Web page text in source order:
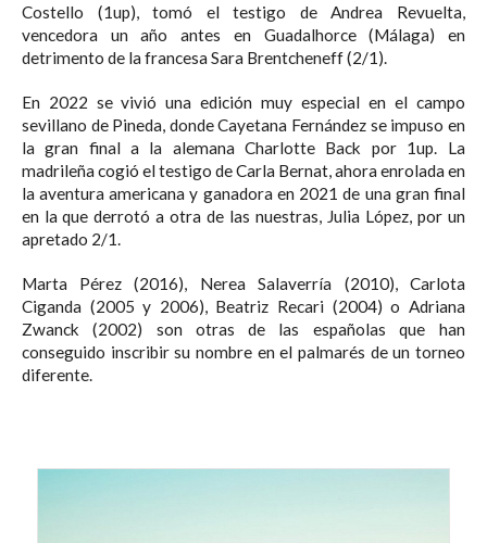
Costello (1up), tomó el testigo de Andrea Revuelta,
vencedora un año antes en Guadalhorce (Málaga) en
detrimento de la francesa Sara Brentcheneff (2/1).
En 2022 se vivió una edición muy especial en el campo
sevillano de Pineda, donde Cayetana Fernández se impuso en
la gran final a la alemana Charlotte Back por 1up. La
madrileña cogió el testigo de Carla Bernat, ahora enrolada en
la aventura americana y ganadora en 2021 de una gran final
en la que derrotó a otra de las nuestras, Julia López, por un
apretado 2/1.
Marta Pérez (2016), Nerea Salaverría (2010), Carlota
Ciganda (2005 y 2006), Beatriz Recari (2004) o Adriana
Zwanck (2002) son otras de las españolas que han
conseguido inscribir su nombre en el palmarés de un torneo
diferente.